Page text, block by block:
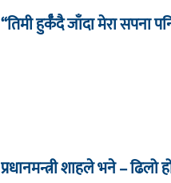
“तिमी हुर्कँदै जाँदा मेरा सपना
प्रधानमन्त्री शाहले भने –